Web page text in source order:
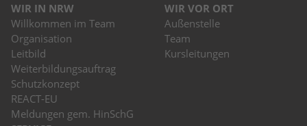
WIR IN NRW
Willkommen im Team
Organisation
Leitbild
Weiterbildungsauftrag
Schutzkonzept
REACT-EU
Meldungen gem. HinSchG
WIR VOR ORT
Außenstelle
Team
Kursleitungen